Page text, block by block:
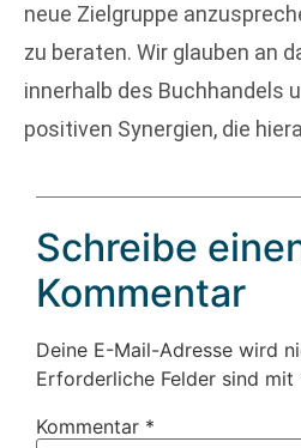
neue Zielgruppe
zu beraten. Wir glauben an
innerhalb des Buchhandels
positiven Synergien, die
Schreibe
Kommentar
Deine E-Mail-Adresse wird
Erforderliche Felder sind mit
Kommentar *